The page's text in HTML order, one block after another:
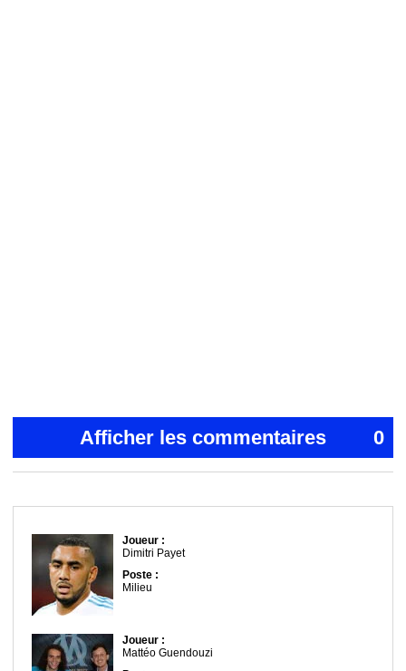
Afficher les commentaires 0
Joueur :
Dimitri Payet
Poste :
Milieu
Joueur :
Mattéo Guendouzi